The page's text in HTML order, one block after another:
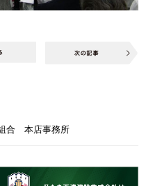
合 本店事務所